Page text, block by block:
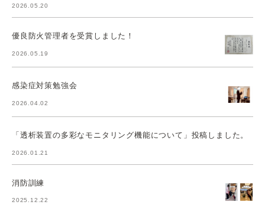
2026.05.20
優良防火管理者を受賞しました！
2026.05.19
感染症対策勉強会
2026.04.02
「透析装置の多彩なモニタリング機能について」投稿しました。
2026.01.21
消防訓練
2025.12.22